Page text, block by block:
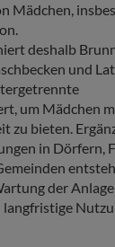
Mädchen,
deshalb
und
um Mädchen
zu bieten.
in Dörfern,
der
langfristige